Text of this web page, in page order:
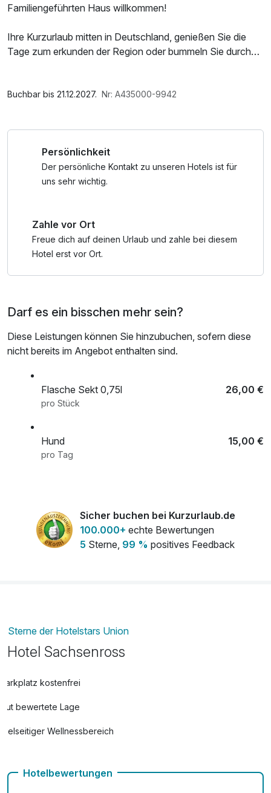
Familiengeführten Haus willkommen!
Ihre Kurzurlaub mitten in Deutschland, genießen Sie die
Tage zum erkunden der Region oder bummeln Sie durch
Starten Sie einen Ausflugstrip in den Harz. In nur einer
Schmalspurbahn auf den Brocken.
Und Richtung Westen erreichen Sie in nur 30 Minuten den
Naturpark Solling mit Schmetterlingspark in Uslar, Tierpark
Nach einen vielfältigem und buntem Tag genießen Sie die
Zeit in unserem SPA.
Mahlzeiten servieren können. An allen anderen Tagen ist
1 Flasche Mineralwasser, Saunabenutzung, Saunatuch,
Buchbar bis 21.12.2027. Nr: A435000-9942
Persönlichkeit
Der persönliche Kontakt zu unseren Hotels ist für
uns sehr wichtig.
Zahle vor Ort
Freue dich auf deinen Urlaub und zahle bei diesem
Hotel erst vor Ort.
Darf es ein bisschen mehr sein?
Diese Leistungen können Sie hinzubuchen, sofern diese
nicht bereits im Angebot enthalten sind.
Flasche Sekt 0,75l 26,00 €
pro Stück
Hund 15,00 €
pro Tag
Sicher buchen bei Kurzurlaub.de
100.000+ echte Bewertungen
5 Sterne, 99 % positives Feedback
Sterne der Hotelstars Union
Hotel Sachsenross
Parkplatz kostenfrei
Gut bewertete Lage
Vielseitiger Wellnessbereich
Auch vegetarische Speisen
Hotelbewertungen